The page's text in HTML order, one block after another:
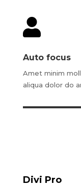

Auto focus
Amet minim
aliqua dolor do
Divi Pro